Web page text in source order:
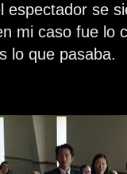
espectador se
mi caso fue lo
lo que pasaba.